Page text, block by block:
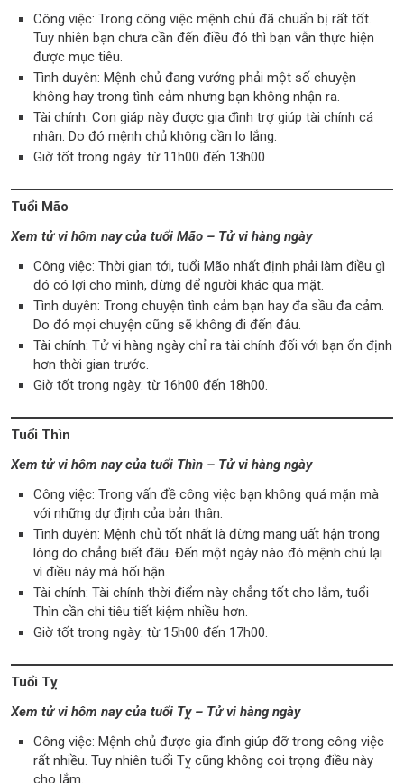
Công việc: Trong công việc mệnh chủ đã chuẩn bị rất tốt.
Tuy nhiên bạn chưa cần đến điều đó thì bạn vẫn thực hiện
được mục tiêu.
Tình duyên: Mệnh chủ đang vướng phải một số chuyện
không hay trong tình cảm nhưng bạn không nhận ra.
Tài chính: Con giáp này được gia đình trợ giúp tài chính cá
nhân. Do đó mệnh chủ không cần lo lắng.
Giờ tốt trong ngày: từ 11h00 đến 13h00
Tuổi Mão
Xem tử vi hôm nay của tuổi Mão – Tử vi hàng ngày
Công việc: Thời gian tới, tuổi Mão nhất định phải làm điều gì
đó có lợi cho mình, đừng để người khác qua mặt.
Tình duyên: Trong chuyện tình cảm bạn hay đa sầu đa cảm.
Do đó mọi chuyện cũng sẽ không đi đến đâu.
Tài chính: Tử vi hàng ngày chỉ ra tài chính đối với bạn ổn định
hơn thời gian trước.
Giờ tốt trong ngày: từ 16h00 đến 18h00.
Tuổi Thìn
Xem tử vi hôm nay của tuổi Thìn – Tử vi hàng ngày
Công việc: Trong vấn đề công việc bạn không quá mặn mà
với những dự định của bản thân.
Tình duyên: Mệnh chủ tốt nhất là đừng mang uất hận trong
lòng do chẳng biết đâu. Đến một ngày nào đó mệnh chủ lại
vì điều này mà hối hận.
Tài chính: Tài chính thời điểm này chẳng tốt cho lắm, tuổi
Thìn cần chi tiêu tiết kiệm nhiều hơn.
Giờ tốt trong ngày: từ 15h00 đến 17h00.
Tuổi Tỵ
Xem tử vi hôm nay của tuổi Tỵ – Tử vi hàng ngày
Công việc: Mệnh chủ được gia đình giúp đỡ trong công việc
rất nhiều. Tuy nhiên tuổi Tỵ cũng không coi trọng điều này
cho lắm.